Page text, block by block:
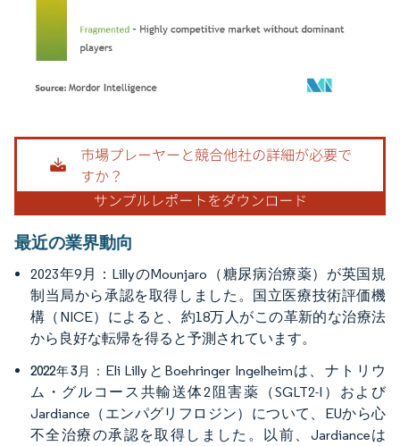
画像 © Mordor Intelligence。再利用にはCC BY 4.0の表示が必要です。
最近の業界動向
2023年9月：LillyのMounjaro（糖尿病治療薬）が英国規
制当局から承認を取得しました。国立医療技術評価機
構（NICE）によると、約18万人がこの革新的な治療法
から良好な転帰を得ると予測されています。
2022年3月： Eli LillyとBoehringer Ingelheimは、ナトリウ
ム・グルコース共輸送体2阻害薬（SGLT2-I）および
Jardiance（エンパグリフロジン）について、EUから心
不全治療の承認を取得しました。以前、Jardianceは